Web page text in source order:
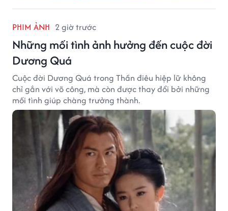
PHIM ẢNH 2 giờ trước
Những mối tình ảnh hưởng đến cuộc đời
Dương Quá
Cuộc đời Dương Quá trong Thần điêu hiệp lữ không
chỉ gắn với võ công, mà còn được thay đổi bởi những
mối tình giúp chàng trưởng thành.